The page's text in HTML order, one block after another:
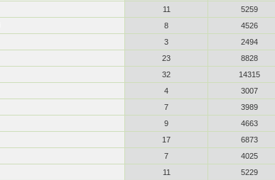
11 5259
8 4526
3 2494
23 8828
32 14315
4 3007
7 3989
9 4663
17 6873
7 4025
11 5229